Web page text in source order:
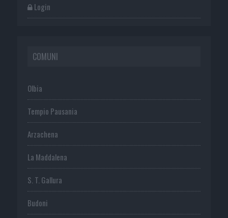
Login
COMUNI
Olbia
Tempio Pausania
Arzachena
La Maddalena
S. T. Gallura
Budoni